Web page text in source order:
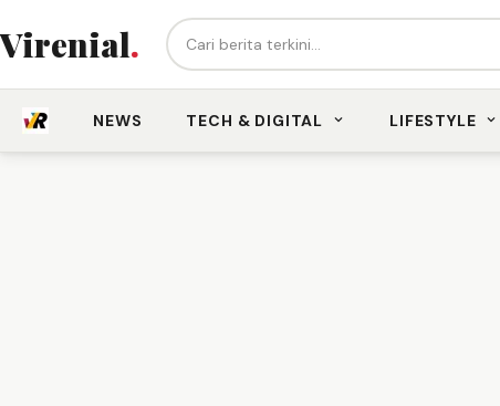
Virenial. Cari berita...
NEWS TECH & DIGITAL LIFESTYLE